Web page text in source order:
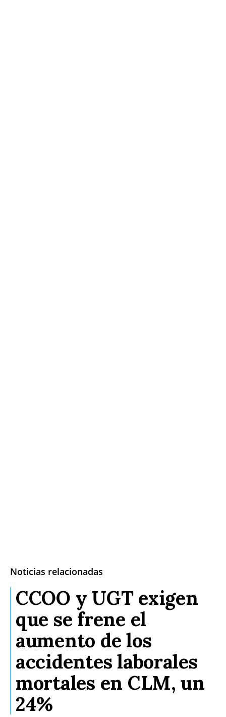
Noticias relacionadas
CCOO y UGT exigen
que se frene el
aumento de los
accidentes laborales
mortales en CLM, un
24%